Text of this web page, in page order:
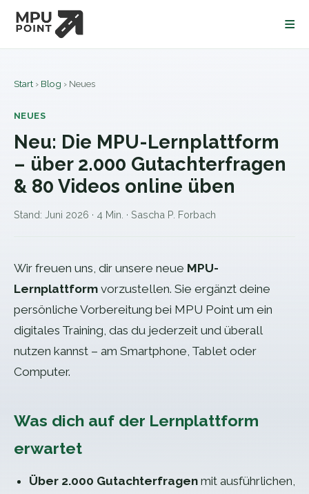
≡
Start › Blog › Neues
NEUES
Neu: Die MPU-Lernplattform
– über 2.000 Gutachterfragen
& 80 Videos online üben
Stand: Juni 2026 · 4 Min. · Sascha P. Forbach
Wir freuen uns, dir unsere neue MPU-
Lernplattform vorzustellen. Sie ergänzt deine
persönliche Vorbereitung bei MPU Point um ein
digitales Training, das du jederzeit und überall
nutzen kannst – am Smartphone, Tablet oder
Computer.
Was dich auf der Lernplattform
erwartet
Über 2.000 Gutachterfragen mit ausführlichen,